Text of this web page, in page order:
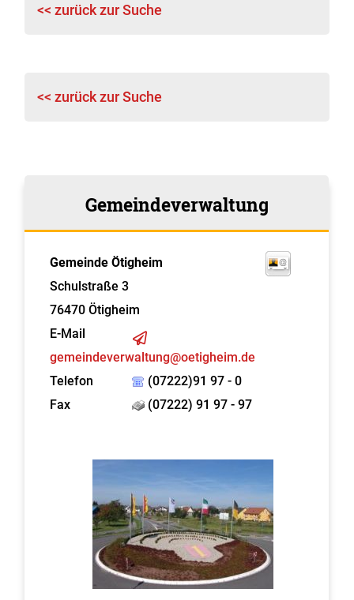
<< zurück zur Suche
<< zurück zur Suche
Gemeindeverwaltung
Gemeinde Ötigheim
Schulstraße 3
76470 Ötigheim
E-Mail
gemeindeverwaltung@oetigheim.de
Telefon
(07222)91 97 - 0
Fax
(07222) 91 97 - 97